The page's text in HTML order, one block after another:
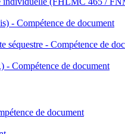
- Compétence de document
séquestre - Compétence de
- Compétence de document
de document